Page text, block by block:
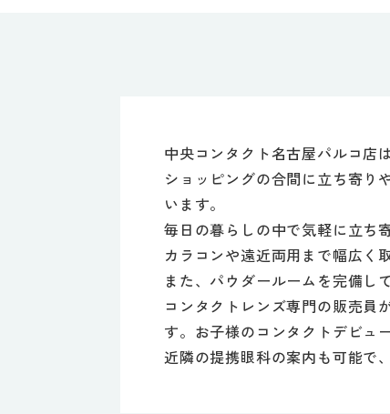
中央コンタクト名古屋パルコ店
ショッピングの合間に立ち寄り
います。
毎日の暮らしの中で気軽に立ち
カラコンや遠近両用まで幅広く
また、パウダールームを完備し
コンタクトレンズ専門の販売員
す。お子様のコンタクトデビュ
近隣の提携眼科の案内も可能で